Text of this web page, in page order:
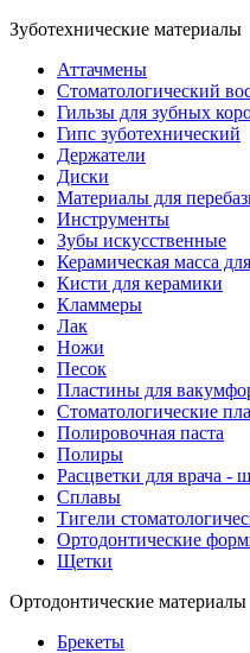
Зуботехнические материалы
Аттачмены
Стоматологический
Гильзы для зубных
Гипс зуботехнический
Держатели
Диски
Материалы для
Инструменты
Зубы искусственные
Керамическая масса
Кисти для керамики
Кламмеры
Лак
Ножи
Песок
Пластины для
Стоматологические
Полировочная паста
Полиры
Расцветки для врача -
Сплавы
Тигели
Ортодонтические
Щетки
Ортодонтические материалы
Брекеты